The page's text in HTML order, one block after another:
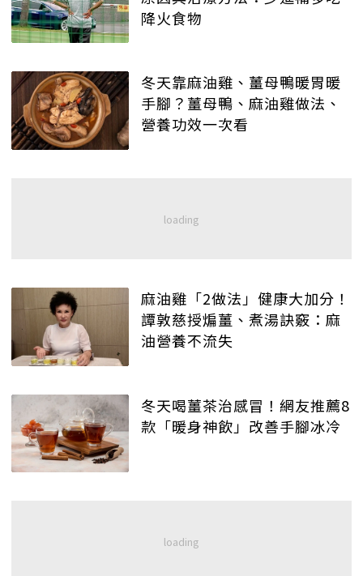
降火食物
冬天靠麻油雞、薑母鴨暖胃暖
手腳？薑母鴨、麻油雞做法、
營養功效一次看
麻油雞「2做法」健康大加分！
譚敦慈授煸薑、煮湯訣竅：麻
油營養不流失
冬天喝薑茶治感冒！網友推薦8
款「暖身神飲」改善手腳冰冷